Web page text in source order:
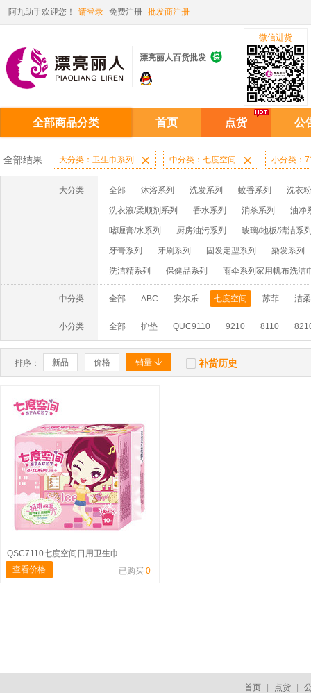
阿九助手欢迎您！ 请登录 免费注册 批发商注册
漂亮丽人百货批发 
微信进货
全部商品分类 首页 点货 公
全部结果 大分类：卫生巾系列  中分类：七度空间  小分类：
大分类 全部 沐浴系列 洗发系列 蚊香系列 洗衣
洗衣液/柔顺剂系列 香水系列 消杀系列 油净
啫喱膏/水系列 厨房油污系列 玻璃/地板/清洁系
牙膏系列 牙刷系列 固发定型系列 染发系列
洗洁精系列 保健品系列 雨伞系列家用帆布洗洁
中分类 全部 ABC 安尔乐 七度空间 苏菲 洁柔
小分类 全部 护垫 QUC9110 9210 8110
排序： 新品 价格 销量   补货历史
QSC7110七度空间日用卫生巾
查看价格
已购买 0
首页 点货